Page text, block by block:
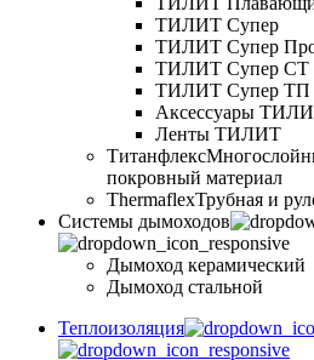
ТИЛИТ Супер
ТИЛИТ Супер
ТИЛИТ Супер СТ
ТИЛИТ Супер ТП
Аксессуары
Ленты ТИЛИТ
Титанфлекс
покровный материал
ThermaflexТрубная и
Cистемы дымоходов
Дымоход керамический
Дымоход стальной
Теплоизоляция